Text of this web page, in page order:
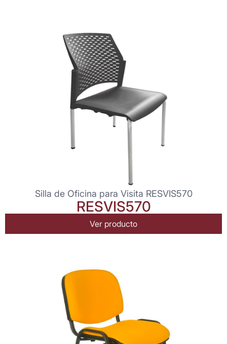
Silla de Oficina para Visita RESVIS570
RESVIS570
Ver producto